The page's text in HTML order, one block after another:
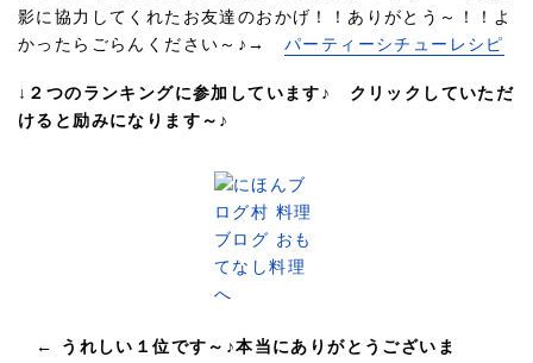
影に協力してくれたお友達のおかげ！！ありがとう～！！よ
かったらごらんください～♪→ パーティーシチューレシピ
↓２つのランキングに参加しています♪ クリックしていただ
けると励みになります～♪
← うれしい１位です～♪本当にありがとうございま